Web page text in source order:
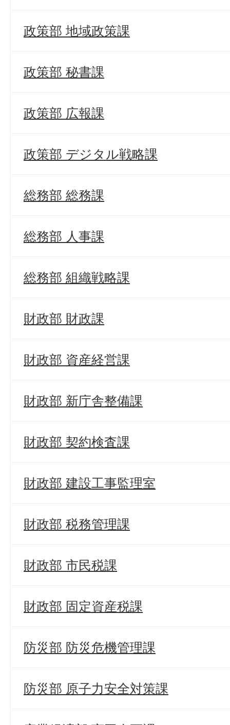
政策部 地域政策課
政策部 秘書課
政策部 広報課
政策部 デジタル戦略課
総務部 総務課
総務部 人事課
総務部 組織戦略課
財政部 財政課
財政部 資産経営課
財政部 新庁舎整備課
財政部 契約検査課
財政部 建設工事監理室
財政部 税務管理課
財政部 市民税課
財政部 固定資産税課
防災部 防災危機管理課
防災部 原子力安全対策課